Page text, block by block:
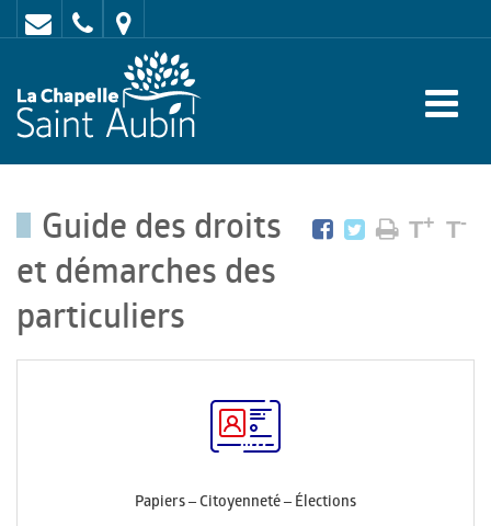
Contact
02
47
62
:
rue
de
-
LA
Guide des droits
et démarches des
particuliers
T+ T-
Papiers – Citoyenneté – Élections